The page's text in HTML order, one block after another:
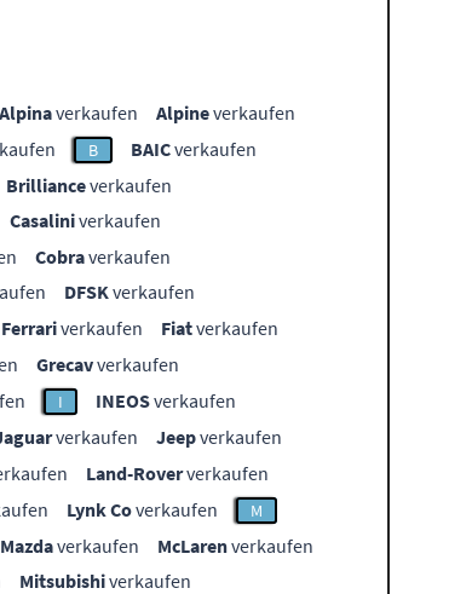
Alpinaverkaufen Alpineverkaufen
B BAICverkaufen
Brillianceverkaufen
Casaliniverkaufen
Cobraverkaufen
DFSKverkaufen
Ferrariverkaufen Fiatverkaufen
Grecavverkaufen
I INEOSverkaufen
verkaufen Jeepverkaufen
Land-Roververkaufen
Lynk Coverkaufen M
Mazdaverkaufen McLarenverkaufen
Mitsubishiverkaufen